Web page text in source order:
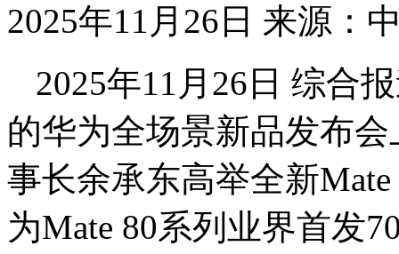
2025年11月26日 来源：
2025年11月26日 综合
的华为全场景新品发布
事长余承东高举全新
为Mate 80系列业界首发